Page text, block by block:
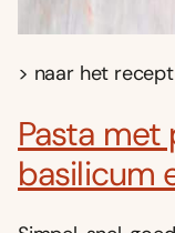
> naar het
Pasta
basilicum